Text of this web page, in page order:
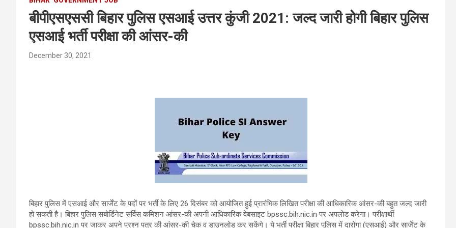
बीपीएसएससी बिहार पुलिस एसआई उत्तर कुंजी 2021: जल्द जारी होगी बिहार पुलिस
एसआई भर्ती परीक्षा की आंसर-की
December 30, 2021
बिहार पुलिस में एसआई और सार्जेंट के पदों पर भर्ती के लिए 26 दिसंबर को आयोजित हुई प्रारंभिक लिखित परीक्षा की आधिकारिक आंसर-की बहुत जल्द जारी
हो सकती है। बिहार पुलिस सबोर्डिनेट सर्विस कमिशन आंसर-की अपनी आधिकारिक वेबसाइट bpssc.bih.nic.in पर अपलोड करेगा। परीक्षार्थी
bpssc.bih.nic.in पर जाकर अपने प्रश्न पत्र की आंसर-की चेक व डाउनलोड कर सकेंगे। ये भर्ती परीक्षा बिहार पुलिस में दारोगा (एसआई) और सार्जेंट के